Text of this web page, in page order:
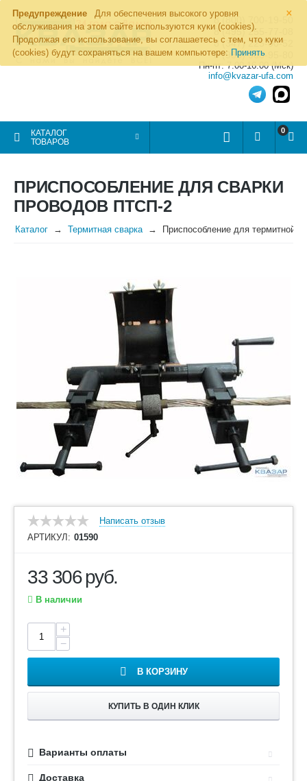
×
Предупреждение
Для обеспечения высокого уровня
обслуживания на этом сайте используются куки (cookies).
Продолжая его использование, вы соглашаетесь с тем, что куки
(cookies) будут сохраняться на вашем компьютере: Принять
8 (800) 700-19-50
8 (495) 255-77-08
8 (347) 225-00-52
8 (986) 963-95-80
Пн-пт: 7.00-16.00 (Мск)
info@kvazar-ufa.com
КАТАЛОГ
ТОВАРОВ
0
ПРИСПОСОБЛЕНИЕ ДЛЯ СВАРКИ
ПРОВОДОВ ПТСП-2
Каталог Термитная сварка Приспособление для термитной
Написать отзыв
АРТИКУЛ: 01590
33 306руб.
В наличии
+
−
В КОРЗИНУ
КУПИТЬ В ОДИН КЛИК
Варианты оплаты
Доставка